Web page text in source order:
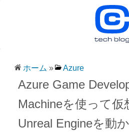
ホーム » Azure
Azure Game
Machineを使って
Unreal Engineを動